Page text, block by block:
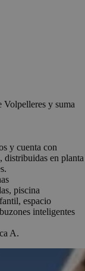
y suma
y cuenta con
distribuidas en planta
piscina
espacio
inteligentes
A.